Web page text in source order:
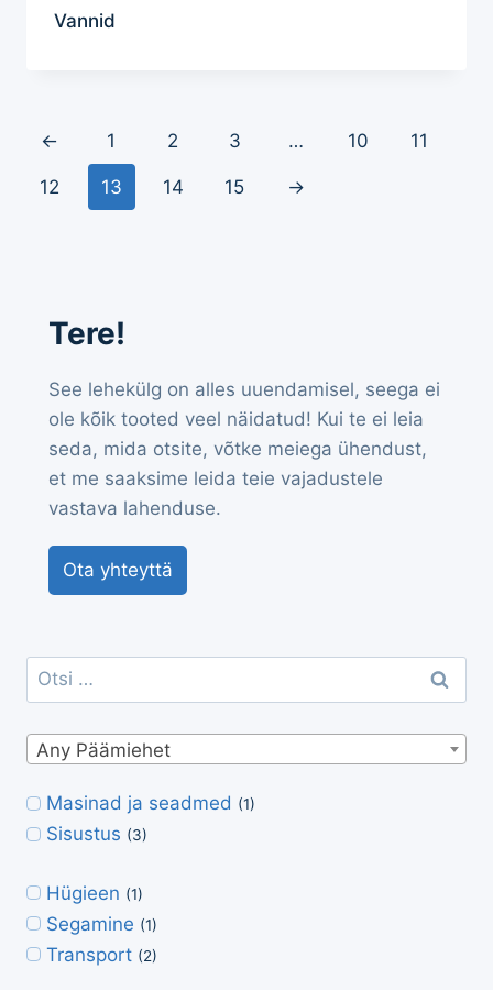
Vannid
← 1 2 3 … 10 11
12 13 14 15 →
Tere!
See lehekülg on alles uuendamisel, seega ei
ole kõik tooted veel näidatud! Kui te ei leia
seda, mida otsite, võtke meiega ühendust,
et me saaksime leida teie vajadustele
vastava lahenduse.
Ota yhteyttä
Otsi:
Any Päämiehet
Masinad ja seadmed (1)
Sisustus (3)
Hügieen (1)
Segamine (1)
Transport (2)